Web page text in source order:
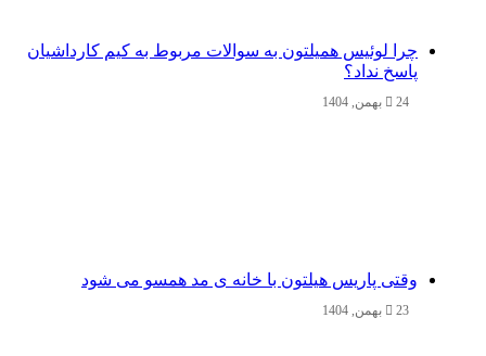
چرا لوئیس همیلتون به سوالات مربوط به کیم کارداشیان
پاسخ نداد؟
24 بهمن, 1404
وقتی پاریس هیلتون با خانه‌ ی مد همسو می شود
23 بهمن, 1404